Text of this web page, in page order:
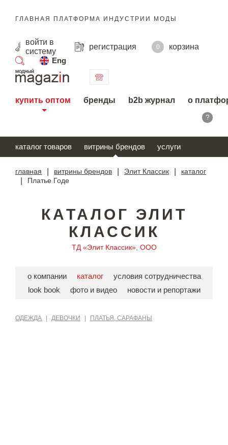
ГЛАВНАЯ ПЛАТФОРМА ИНДУСТРИИ МОДЫ
войти в
систему
регистрация 0
корзина
Eng
поиск
купить оптом бренды b2b журнал о
?
каталог товаров витрины брендов услуги
главная витрины брендов Элит Классик каталог
Платье Годе
КАТАЛОГ ЭЛИТ
КЛАССИК
ТД «Элит Классик», ООО
о компании каталог
условия сотрудничества
look book
фото и видео новости и репортажи
ОДЕЖДА ДЕВОЧКИ ПЛАТЬЯ, САРАФАНЫ